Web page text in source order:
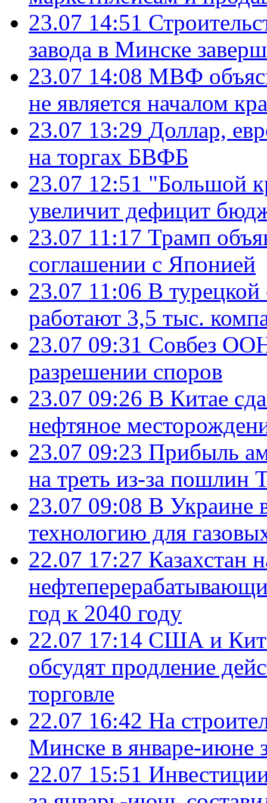
23.07 14:51
завода в Минске
23.07 14:08 МВФ
не является началом
23.07 13:29 Доллар,
на торгах БВФБ
23.07 12:51 "Большой
увеличит дефицит
23.07 11:17 Трамп
соглашении с Японией
23.07 11:06 В
работают 3,5 тыс.
23.07 09:31 Совбез
разрешении споров
23.07 09:26 В Китае
нефтяное
23.07 09:23 Прибыль
на треть из-за пошлин
23.07 09:08 В Украине
технологию для
22.07 17:27 Казахстан
год к 2040 году
22.07 17:14 США и
обсудят продление
торговле
22.07 16:42 На
Минске в январе-июне
22.07 15:51